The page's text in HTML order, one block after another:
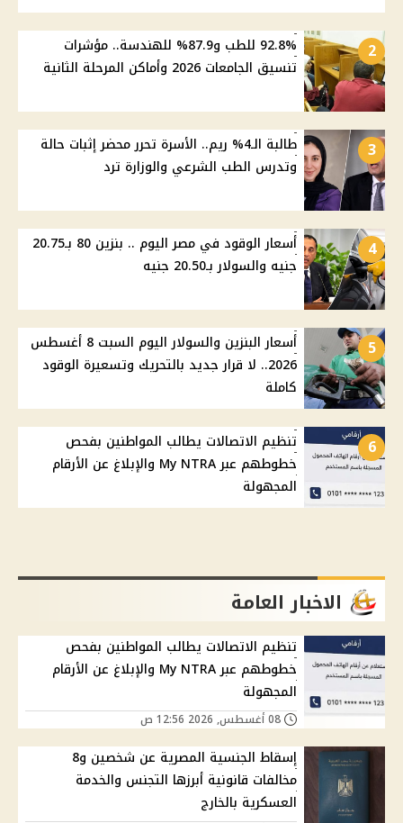
2
92.8% للطب و87.9% للهندسة.. مؤشرات
تنسيق الجامعات 2026 وأماكن المرحلة الثانية
3
طالبة الـ4% ريم.. الأسرة تحرر محضر إثبات حالة
وتدرس الطب الشرعي والوزارة ترد
4
أسعار الوقود في مصر اليوم .. بنزين 80 بـ20.75
جنيه والسولار بـ20.50 جنيه
5
أسعار البنزين والسولار اليوم السبت 8 أغسطس
2026.. لا قرار جديد بالتحريك وتسعيرة الوقود
كاملة
6
تنظيم الاتصالات يطالب المواطنين بفحص
خطوطهم عبر My NTRA والإبلاغ عن الأرقام
المجهولة
الاخبار العامة
تنظيم الاتصالات يطالب المواطنين بفحص
خطوطهم عبر My NTRA والإبلاغ عن الأرقام
المجهولة
إسقاط الجنسية المصرية عن شخصين و8
مخالفات قانونية أبرزها التجنس والخدمة
العسكرية بالخارج